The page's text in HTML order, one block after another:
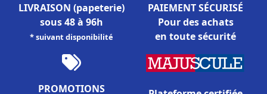
LIVRAISON (papeterie)
sous 48 à 96h
* suivant disponibilité
PAIEMENT SÉCURISÉ
Pour des achats
en toute sécurité
PROMOTIONS